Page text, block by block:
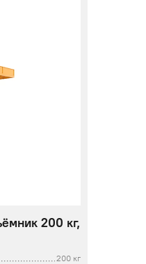
200 кг,
200 кг